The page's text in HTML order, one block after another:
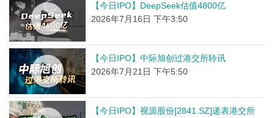
【今日IPO】DeepSeek估值4800亿
2026年7月16日 下午3:50
【今日IPO】中际旭创过港交所聆讯
2026年7月21日 下午5:50
【今日IPO】视源股份[2841.SZ]递表港交所